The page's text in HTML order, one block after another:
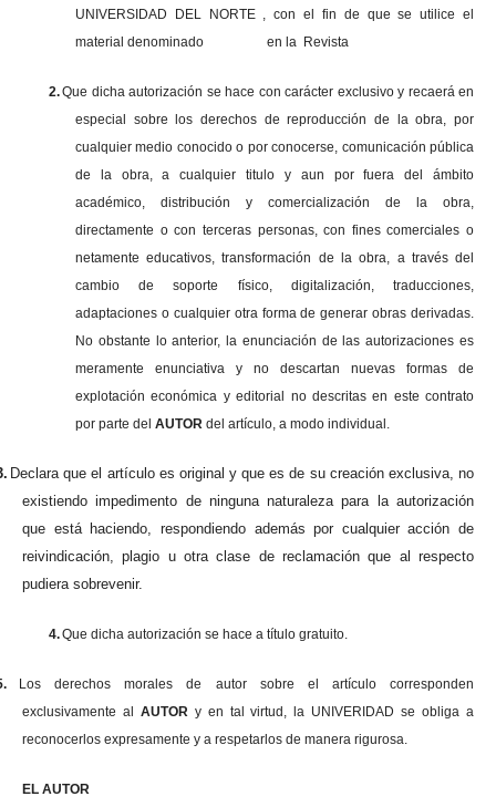
UNIVERSIDAD DEL NORTE , con el fin de que se utilice el
material denominado en la Revista
2.Que dicha autorización se hace con carácter exclusivo y recaerá en
especial sobre los derechos de reproducción de la obra, por
cualquier medio conocido o por conocerse, comunicación pública
de la obra, a cualquier titulo y aun por fuera del ámbito
académico, distribución y comercialización de la obra,
directamente o con terceras personas, con fines comerciales o
netamente educativos, transformación de la obra, a través del
cambio de soporte físico, digitalización, traducciones,
adaptaciones o cualquier otra forma de generar obras derivadas.
No obstante lo anterior, la enunciación de las autorizaciones es
meramente enunciativa y no descartan nuevas formas de
explotación económica y editorial no descritas en este contrato
por parte del AUTORdel artículo, a modo individual.
Declara que el artículo es original y que es de su creación exclusiva, no
existiendo impedimento de ninguna naturaleza para la autorización
que está haciendo, respondiendo además por cualquier acción de
reivindicación, plagio u otra clase de reclamación que al respecto
pudiera sobrevenir.
4.Que dicha autorización se hace a título gratuito.
Los derechos morales de autor sobre el artículo corresponden
exclusivamente al AUTOR y en tal virtud, la UNIVERIDAD se obliga a
reconocerlos expresamente y a respetarlos de manera rigurosa.
EL AUTOR